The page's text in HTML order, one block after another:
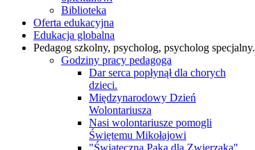
Biblioteka
Oferta edukacyjna
Edukacja globalna
Pedagog szkolny, psycholog, psycholog specjalny.
Godziny pracy pedagoga
Dar serca popłynął dla chorych
dzieci.
Międzynarodowy Dzień
Wolontariusza
Nasi wolontariusze pomogli
Świętemu Mikołajowi
"Świąteczna Paka dla Zwierzaka"